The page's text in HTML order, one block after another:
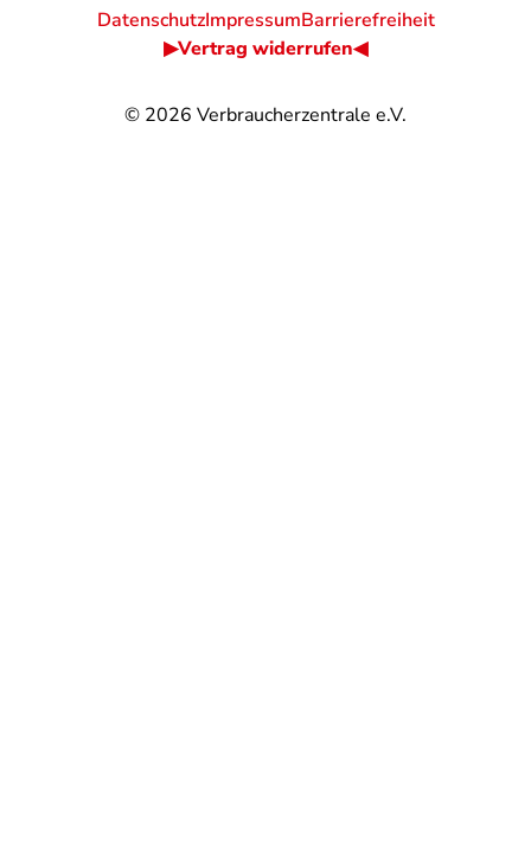
© 2026 Verbraucherzentrale e.V.
DatenschutzImpressumBarrierefreiheit
▶Vertrag widerrufen◀